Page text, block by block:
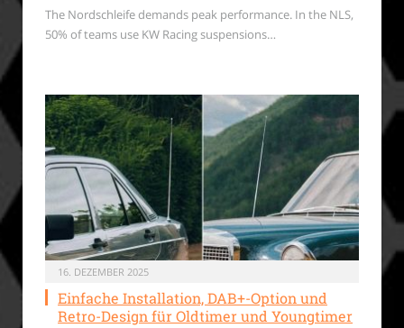
The Nordschleife demands peak performance. In the NLS,
50% of teams use KW Racing suspensions…
16. DEZEMBER 2025
Einfache Installation, DAB+-Option und
Retro-Design für Oldtimer und Youngtimer